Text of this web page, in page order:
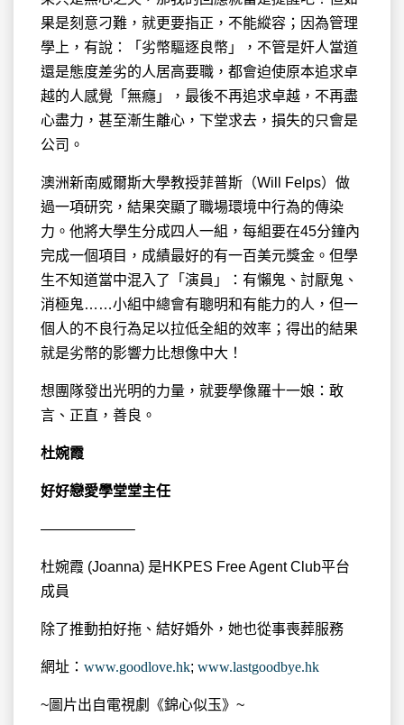
果是刻意刁難，就更要指正，不能縱容；因為管理
學上，有說：「劣幣驅逐良幣」，不管是奸人當道
還是態度差劣的人居高要職，都會迫使原本追求卓
越的人感覺「無癮」，最後不再追求卓越，不再盡
心盡力，甚至漸生離心，下堂求去，損失的只會是
公司。
澳洲新南威爾斯大學教授菲普斯（Will Felps）做
過一項研究，結果突顯了職場環境中行為的傳染
力。他將大學生分成四人一組，每組要在45分鐘內
完成一個項目，成績最好的有一百美元獎金。但學
生不知道當中混入了「演員」：有懶鬼、討厭鬼、
消極鬼……小組中總會有聰明和有能力的人，但一
個人的不良行為足以拉低全組的效率；得出的結果
就是劣幣的影響力比想像中大！
想團隊發出光明的力量，就要學像羅十一娘：敢
言、正直，善良。
杜婉霞
好好戀愛學堂堂主任
——————–
杜婉霞 (Joanna) 是HKPES Free Agent Club平台
成員
除了推動拍好拖、結好婚外，她也從事喪葬服務
網址： www.goodlove.hk; www.lastgoodbye.hk
~圖片出自電視劇《錦心似玉》~